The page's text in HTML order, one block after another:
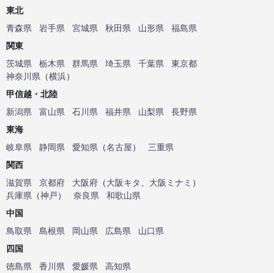
東北
青森県
岩手県 宮城県 秋田県 山形県
福島県
関東
茨城県
栃木県 群馬県 埼玉県 千葉県
東京都
神奈川県 （横浜）
甲信越・北陸
新潟県
富山県 石川県 福井県 山梨県
長野県
東海
岐阜県
静岡県 愛知県 （名古屋）
三重県
関西
滋賀県
京都府 大阪府 （大阪キタ 大阪ミナミ ）
兵庫県 （神戸） 奈良県
和歌山県
中国
鳥取県
島根県 岡山県 広島県
山口県
四国
徳島県
香川県 愛媛県
高知県